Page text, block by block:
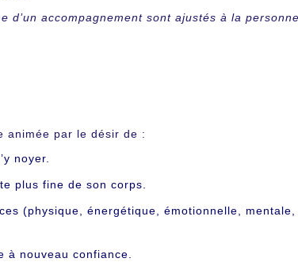
accompagnement sont ajustés à la
animée par le désir de :
noyer.
plus fine de son corps.
(physique, énergétique, émotionnelle,
nouveau confiance.